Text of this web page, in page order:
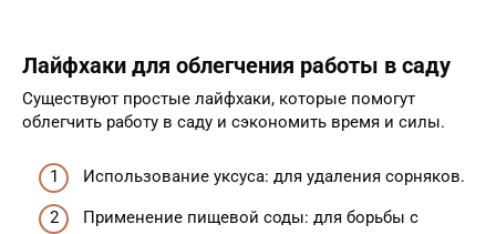
Лайфхаки для облегчения работы в саду
Существуют простые лайфхаки, которые помогут
облегчить работу в саду и сэкономить время и силы.
Использование уксуса: для удаления сорняков.
Применение пищевой соды: для борьбы с